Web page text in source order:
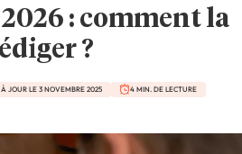
: comment la
?
À JOUR LE 3 NOVEMBRE 2025 4 MIN. DE LECTURE